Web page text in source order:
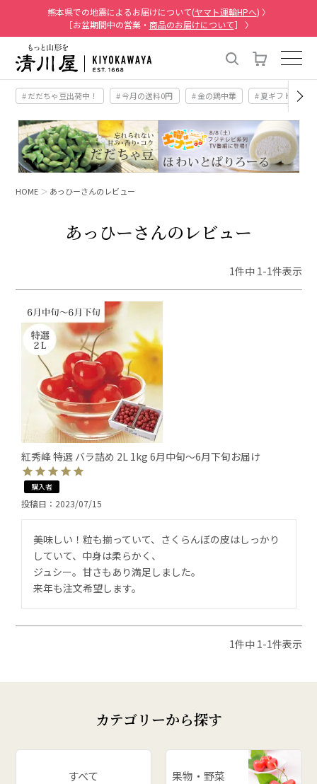
熊本県での地震によるお届けについて(ヤマト運輸HPへ) 〉
［お盆期間中の営業・ 商品のお届けについて］ 〉
# だだちゃ豆出荷中！ # 今月の送料0円 # 金の鶏中華 # 夏ギフト
HOME あっひーさんのレビュー
あっひーさんのレビュー
1件中 1 -1件表示
紅秀峰 特選 バラ詰め 2L 1kg 6月中旬～6月下旬お届け
購入者
投稿日 2023/07/15
美味しい！粒も揃っていて、さくらんぼの皮はしっかり
していて、中身は柔らかく、
ジュシー。甘さもあり満足しました。
来年も注文希望します。
1件中 1 -1件表示
カテゴリーから探す
すべて 果物・野菜